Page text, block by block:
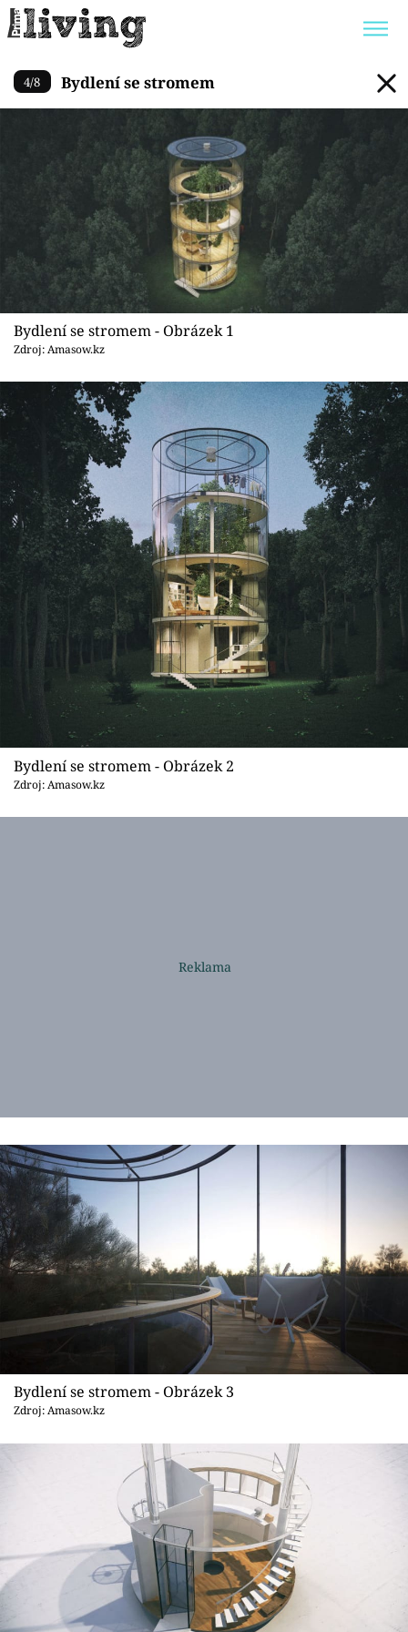
Trendy: JAK UŠETŘIT
POKOJOVÉ KVĚTINY
ZAHRADA
Témata
Bydlení
Zahrada
Sledujte prima+
Přihlášení
Sledujte nás
Bydlení se stromem
4/8 Bydlení se stromem
Bydlení se stromem - Obrázek 1
Zdroj: Amasow.kz
Bydlení se stromem - Obrázek 2
Zdroj: Amasow.kz
Bydlení se stromem - Obrázek 3
Zdroj: Amasow.kz